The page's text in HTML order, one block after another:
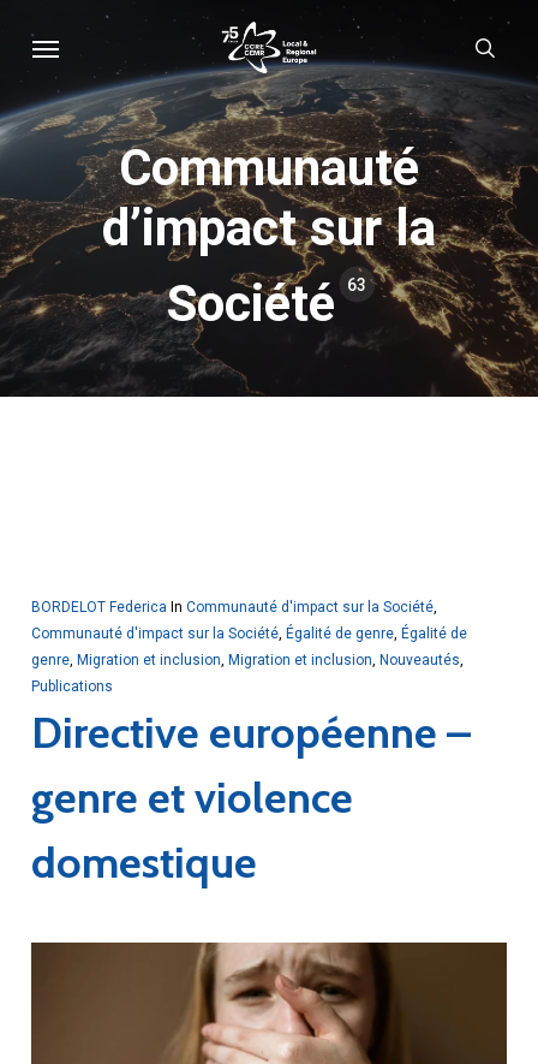
content
Menu
Communauté
d’impact sur la
Société
63
BORDELOT Federica In Communauté d'impact sur la Société,
Communauté d'impact sur la Société, Égalité de genre, Égalité de
genre, Migration et inclusion Migration et inclusion Nouveautés
Publications
Directive européenne –
genre et violence
domestique